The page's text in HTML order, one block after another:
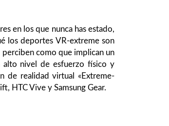
en los que nunca has estado,
los deportes VR-extreme son
perciben como que implican un
alto nivel de esfuerzo físico y
de realidad virtual «Extreme-
HTC Vive y Samsung Gear.